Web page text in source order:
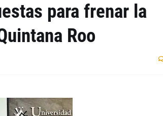
para frenar la
Roo